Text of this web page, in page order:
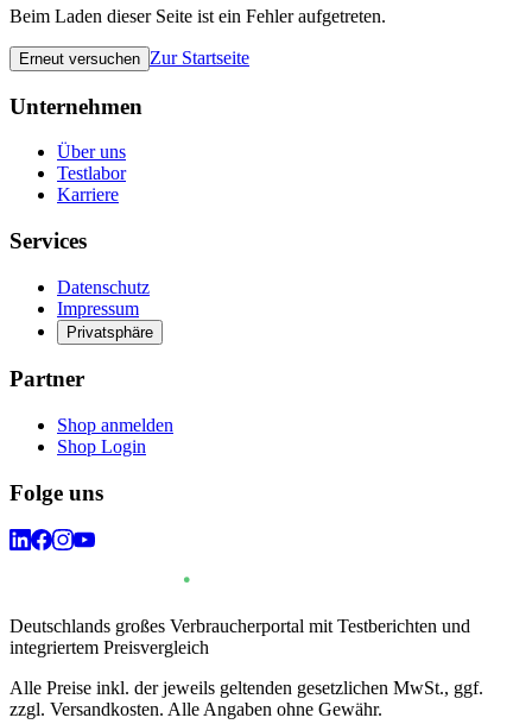
Beim Laden dieser Seite ist ein Fehler aufgetreten.
Erneut versuchen Zur Startseite
Unternehmen
Über uns
Testlabor
Karriere
Services
Datenschutz
Impressum
Privatsphäre
Partner
Shop anmelden
Shop Login
Folge uns
Deutschlands großes Verbraucherportal mit Testberichten und
integriertem Preisvergleich
Alle Preise inkl. der jeweils geltenden gesetzlichen MwSt., ggf.
zzgl. Versandkosten. Alle Angaben ohne Gewähr.